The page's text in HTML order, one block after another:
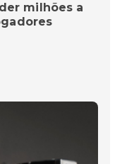
milhões a